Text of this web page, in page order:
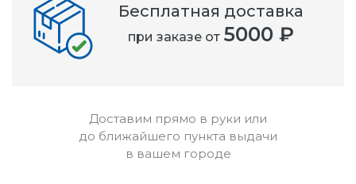
Бесплатная доставка
при заказе от 5000 ₽
Доставим прямо в руки или
до ближайшего пункта выдачи
в вашем городе